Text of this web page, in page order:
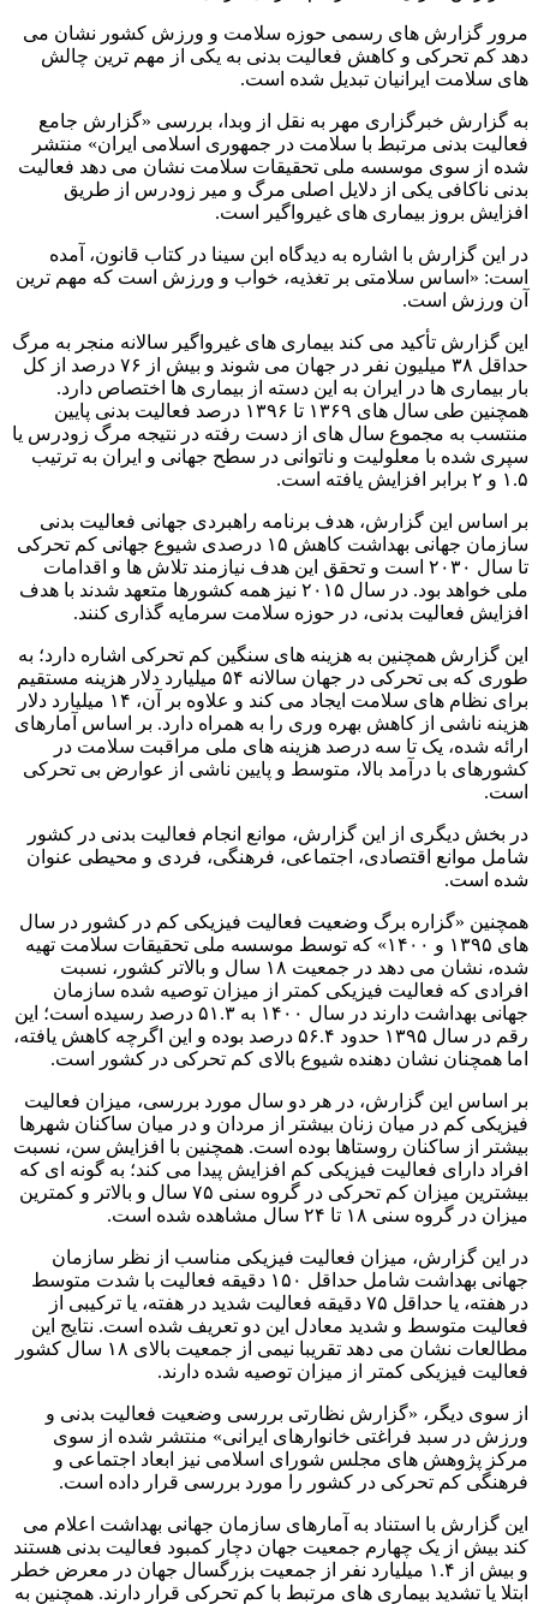
مرور گزارش های رسمی حوزه سلامت و ورزش کشور نشان می
دهد کم تحرکی و کاهش فعالیت بدنی به یکی از مهم ترین چالش
های سلامت ایرانیان تبدیل شده است.
به گزارش خبرگزاری مهر به نقل از وبدا، بررسی «گزارش جامع
فعالیت بدنی مرتبط با سلامت در جمهوری اسلامی ایران» منتشر
شده از سوی موسسه ملی تحقیقات سلامت نشان می دهد فعالیت
بدنی ناکافی یکی از دلایل اصلی مرگ و میر زودرس از طریق
افزایش بروز بیماری های غیرواگیر است.
در این گزارش با اشاره به دیدگاه ابن سینا در کتاب قانون، آمده
است: «اساس سلامتی بر تغذیه، خواب و ورزش است که مهم ترین
آن ورزش است.
این گزارش تأکید می کند بیماری های غیرواگیر سالانه منجر به مرگ
حداقل ۳۸ میلیون نفر در جهان می شوند و بیش از ۷۶ درصد از کل
بار بیماری ها در ایران به این دسته از بیماری ها اختصاص دارد.
همچنین طی سال های ۱۳۶۹ تا ۱۳۹۶ درصد فعالیت بدنی پایین
منتسب به مجموع سال های از دست رفته در نتیجه مرگ زودرس یا
سپری شده با معلولیت و ناتوانی در سطح جهانی و ایران به ترتیب
۱.۵ و ۲ برابر افزایش یافته است.
بر اساس این گزارش، هدف برنامه راهبردی جهانی فعالیت بدنی
سازمان جهانی بهداشت کاهش ۱۵ درصدی شیوع جهانی کم تحرکی
تا سال ۲۰۳۰ است و تحقق این هدف نیازمند تلاش ها و اقدامات
ملی خواهد بود. در سال ۲۰۱۵ نیز همه کشورها متعهد شدند با هدف
افزایش فعالیت بدنی، در حوزه سلامت سرمایه گذاری کنند.
این گزارش همچنین به هزینه های سنگین کم تحرکی اشاره دارد؛ به
طوری که بی تحرکی در جهان سالانه ۵۴ میلیارد دلار هزینه مستقیم
برای نظام های سلامت ایجاد می کند و علاوه بر آن، ۱۴ میلیارد دلار
هزینه ناشی از کاهش بهره وری را به همراه دارد. بر اساس آمارهای
ارائه شده، یک تا سه درصد هزینه های ملی مراقبت سلامت در
کشورهای با درآمد بالا، متوسط و پایین ناشی از عوارض بی تحرکی
است.
در بخش دیگری از این گزارش، موانع انجام فعالیت بدنی در کشور
شامل موانع اقتصادی، اجتماعی، فرهنگی، فردی و محیطی عنوان
شده است.
همچنین «گزاره برگ وضعیت فعالیت فیزیکی کم در کشور در سال
های ۱۳۹۵ و ۱۴۰۰» که توسط موسسه ملی تحقیقات سلامت تهیه
شده، نشان می دهد در جمعیت ۱۸ سال و بالاتر کشور، نسبت
افرادی که فعالیت فیزیکی کمتر از میزان توصیه شده سازمان
جهانی بهداشت دارند در سال ۱۴۰۰ به ۵۱.۳ درصد رسیده است؛ این
رقم در سال ۱۳۹۵ حدود ۵۶.۴ درصد بوده و این اگرچه کاهش یافته،
اما همچنان نشان دهنده شیوع بالای کم تحرکی در کشور است.
بر اساس این گزارش، در هر دو سال مورد بررسی، میزان فعالیت
فیزیکی کم در میان زنان بیشتر از مردان و در میان ساکنان شهرها
بیشتر از ساکنان روستاها بوده است. همچنین با افزایش سن، نسبت
افراد دارای فعالیت فیزیکی کم افزایش پیدا می کند؛ به گونه ای که
بیشترین میزان کم تحرکی در گروه سنی ۷۵ سال و بالاتر و کمترین
میزان در گروه سنی ۱۸ تا ۲۴ سال مشاهده شده است.
در این گزارش، میزان فعالیت فیزیکی مناسب از نظر سازمان
جهانی بهداشت شامل حداقل ۱۵۰ دقیقه فعالیت با شدت متوسط
در هفته، یا حداقل ۷۵ دقیقه فعالیت شدید در هفته، یا ترکیبی از
فعالیت متوسط و شدید معادل این دو تعریف شده است. نتایج این
مطالعات نشان می دهد تقریبا نیمی از جمعیت بالای ۱۸ سال کشور
فعالیت فیزیکی کمتر از میزان توصیه شده دارند.
از سوی دیگر، «گزارش نظارتی بررسی وضعیت فعالیت بدنی و
ورزش در سبد فراغتی خانوارهای ایرانی» منتشر شده از سوی
مرکز پژوهش های مجلس شورای اسلامی نیز ابعاد اجتماعی و
فرهنگی کم تحرکی در کشور را مورد بررسی قرار داده است.
این گزارش با استناد به آمارهای سازمان جهانی بهداشت اعلام می
کند بیش از یک چهارم جمعیت جهان دچار کمبود فعالیت بدنی هستند
و بیش از ۱.۴ میلیارد نفر از جمعیت بزرگسال جهان در معرض خطر
ابتلا یا تشدید بیماری های مرتبط با کم تحرکی قرار دارند. همچنین به